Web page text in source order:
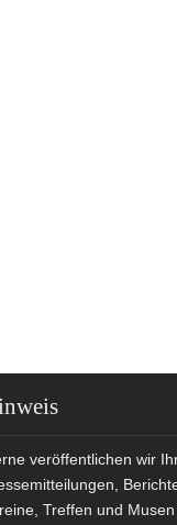
veröffentlichen wir
Treffen und